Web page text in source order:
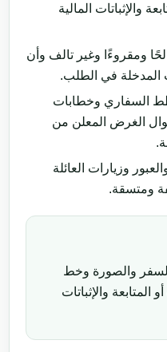
والإثباتات المالية
ومقروءًا وغير تالف وأن
المدخلة في الطلب.
السفاري وخطابات
الغرض المعلن من
وزيارات العائلة
ومتسقة.
والصورة وخط
المتابعة والإثباتات